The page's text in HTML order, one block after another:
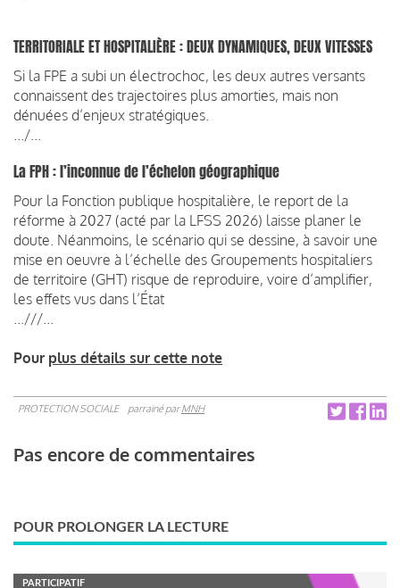
TERRITORIALE ET HOSPITALIÈRE : DEUX DYNAMIQUES, DEUX VITESSES
Si la FPE a subi un électrochoc, les deux autres versants
connaissent des trajectoires plus amorties, mais non
dénuées d’enjeux stratégiques.
.../...
La FPH : l’inconnue de l’échelon géographique
Pour la Fonction publique hospitalière, le report de la
réforme à 2027 (acté par la LFSS 2026) laisse planer le
doute. Néanmoins, le scénario qui se dessine, à savoir une
mise en oeuvre à l’échelle des Groupements hospitaliers
de territoire (GHT) risque de reproduire, voire d’amplifier,
les effets vus dans l’État
...///...
Pour plus détails sur cette note
PROTECTION SOCIALE parrainé parMNH
Pas encore de commentaires
POUR PROLONGER LA LECTURE
PARTICIPATIF